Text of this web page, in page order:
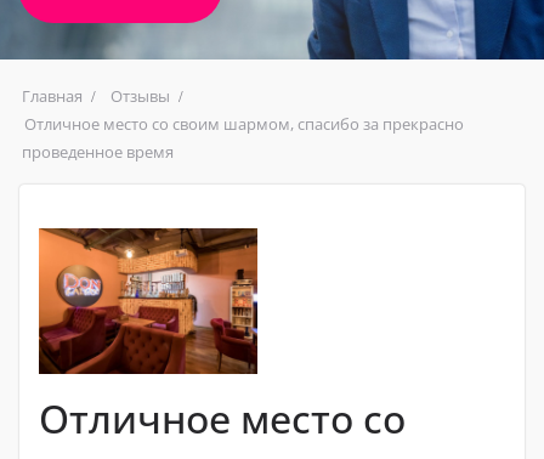
Главная
Отзывы
Отличное место со своим шармом, спасибо за прекрасно
проведенное время
Отличное место со